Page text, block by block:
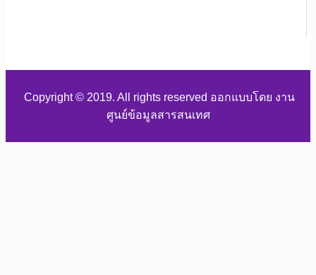
Copyright © 2019. All rights reserved ออกแบบโดย งาน
ศูนย์ข้อมูลสารสนเทศ